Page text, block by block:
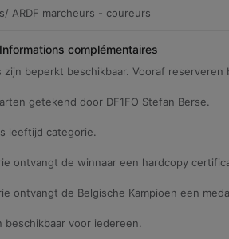
ARDF marcheurs - coureurs
complémentaires
beperkt beschikbaar. Vooraf reserveren
getekend door DF1FO Stefan Berse.
leeftijd categorie.
ontvangt de winnaar een hardcopy
ontvangt de Belgische Kampioen een
beschikbaar voor iedereen.